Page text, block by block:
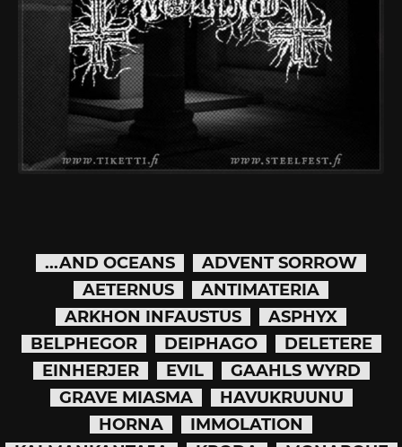
...AND OCEANS
ADVENT SORROW
AETERNUS
ANTIMATERIA
ARKHON INFAUSTUS
ASPHYX
BELPHEGOR
DEIPHAGO
DELETERE
EINHERJER
EVIL
GAAHLS WYRD
GRAVE MIASMA
HAVUKRUUNU
HORNA
IMMOLATION